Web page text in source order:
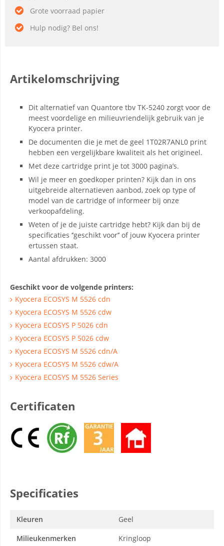
Grote voorraad papier
Hulp nodig? Bel ons!
Artikelomschrijving
Dit alternatief van Quantore tbv TK-5240 zorgt voor de
meest voordelige en milieuvriendelijk gebruik van je
Kyocera printer.
De documenten die je met de geel 1T02R7ANL0 print
hebben een vergelijkbare kwaliteit als het origineel.
Met deze cartridge print je tot 3000 pagina’s.
Wil je meer en goedkoper printen? Kijk dan in ons
uitgebreide alternatieven aanbod, zoek op type of
model van de cartridge of informeer bij onze
verkoopafdeling.
Weten of je de juiste cartridge hebt? Kijk dan bij de
specificaties ‘’geschikt voor’’ of jouw Kyocera printer
ertussen staat.
Aantal afdrukken: 3000
Geschikt voor de volgende printers:
Kyocera ECOSYS M 5526 cdn
Kyocera ECOSYS M 5526 cdw
Kyocera ECOSYS P 5026 cdn
Kyocera ECOSYS P 5026 cdw
Kyocera ECOSYS M 5526 cdn/A
Kyocera ECOSYS M 5526 cdw/A
Kyocera ECOSYS M 5526 Series
Certificaten
Specificaties
Kleuren
Geel
Milieukenmerken
Kringloop